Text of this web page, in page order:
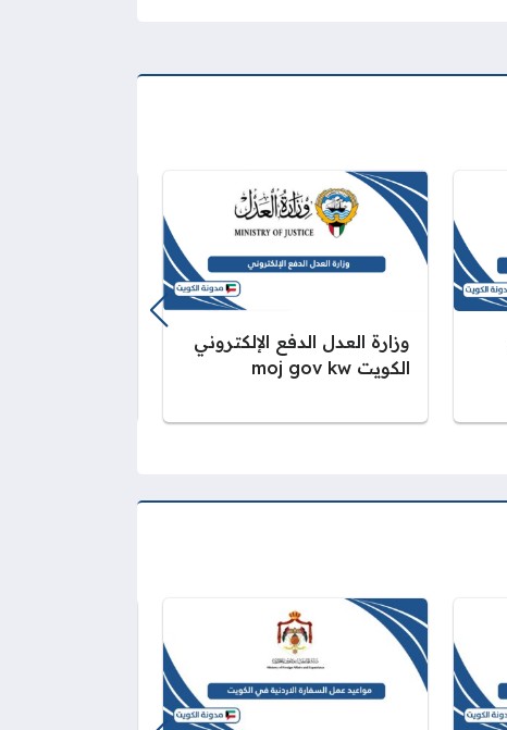
وزارة العدل الدفع الإلكتروني
الكويت moj gov kw